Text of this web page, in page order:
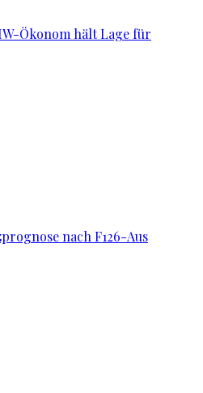
Ökonom hält Lage für
nach F126-Aus